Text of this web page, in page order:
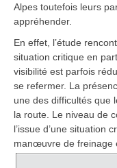
Alpes toutefois leurs
appréhender.
En effet, l’étude
situation critique en
visibilité est parfois
se refermer. La
une des difficultés que
la route. Le niveau de
l’issue d’une situation
manœuvre de freinage